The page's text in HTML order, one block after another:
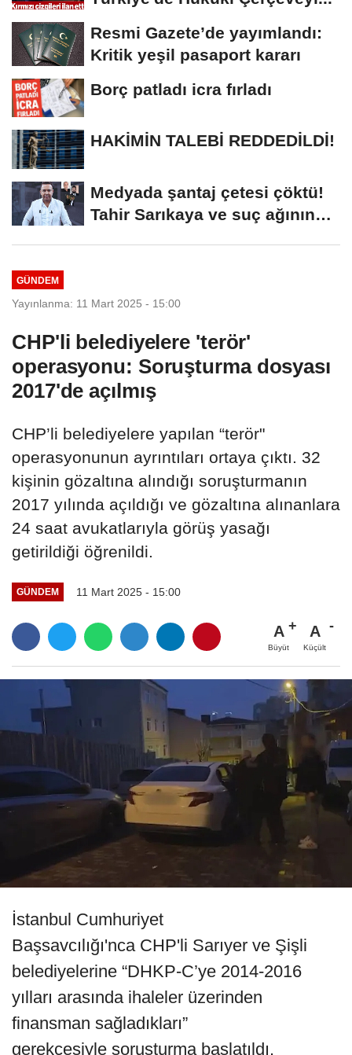
Medyada şantaj çetesi çöktü! Tahir
Sarıkaya ve suç ağının kirli ilişkiler
zinciri...
SON HABERLER
Türkiye'de Hukuki Çerçeveyi...
Resmi Gazete’de yayımlandı:
Kritik yeşil pasaport kararı
HAKİMİN TALEBİ REDDEDİLDİ!
Medyada şantaj çetesi çöktü!
Tahir Sarıkaya ve suç ağının
kirli...
GÜNDEM
Yayınlanma: 11 Mart 2025 - 15:00
CHP'li belediyelere 'terör'
operasyonu: Soruşturma dosyası
2017'de açılmış
CHP’li belediyelere yapılan “terör"
operasyonunun ayrıntıları ortaya çıktı. 32
kişinin gözaltına alındığı soruşturmanın
2017 yılında açıldığı ve gözaltına alınanlara
24 saat avukatlarıyla görüş yasağı
getirildiği öğrenildi.
11 Mart 2025 - 15:00
Küçült